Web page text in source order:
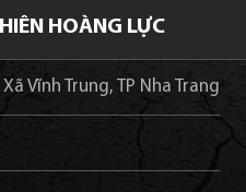
HOÀNG LỰC
Vĩnh Trung, TP Nha Trang